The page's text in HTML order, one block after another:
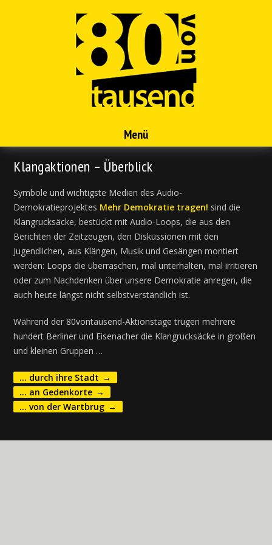
Menü
Klangaktionen – Überblick
Symbole und wichtigste Medien des Audio-
Demokratieprojektes Mehr Demokratie tragen! sind die
Klangrucksäcke, bestückt mit Audio-Loops, die aus den
Berichten der Zeitzeugen, den Diskussionen mit den
Jugendlichen, aus Klängen, Musik und Gesängen montiert
werden: Loops die überraschen, mal unterhalten, mal irritieren
oder zum Nachdenken über unsere Demokratie anregen, die
auch heute längst nicht selbstverständlich ist.
Während der 80vontausend-Aktionstage trugen mehrere
hundert Berliner und Eisenacher die Klangrucksäcke in großen
und kleinen Gruppen …
… durch ihre Stadt
… an Gedenkorte
… von der Wartbrug